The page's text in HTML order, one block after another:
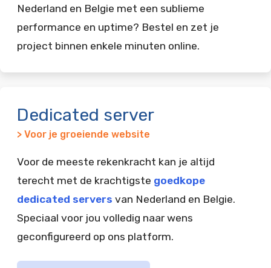
Nederland en Belgie met een sublieme
performance en uptime? Bestel en zet je
project binnen enkele minuten online.
Dedicated server
> Voor je groeiende website
Voor de meeste rekenkracht kan je altijd
terecht met de krachtigste goedkope
dedicated servers van Nederland en Belgie.
Speciaal voor jou volledig naar wens
geconfigureerd op ons platform.